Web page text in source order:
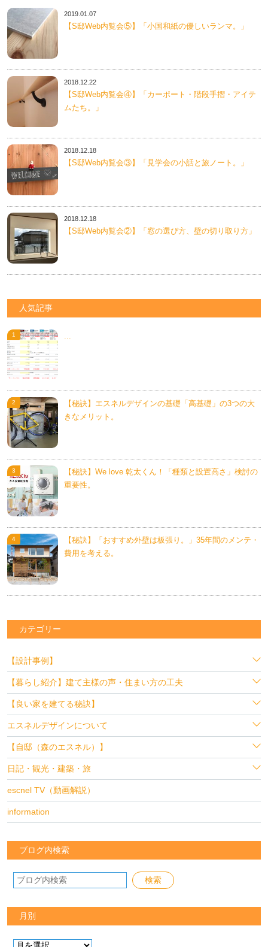
2019.01.07
【S邸Web内覧会⑤】「小国和紙の優しいランマ。」
2018.12.22
【S邸Web内覧会④】「カーポート・階段手摺・アイテ
ムたち。」
2018.12.18
【S邸Web内覧会③】「見学会の小話と旅ノート。」
2018.12.18
【S邸Web内覧会②】「窓の選び方、壁の切り取り方」
人気記事
【秘訣】エスネルデザインの基礎「高基礎」の3つの大
きなメリット。
【秘訣】We love 乾太くん！「種類と設置高さ」検討の
重要性。
【秘訣】「おすすめ外壁は板張り。」35年間のメンテ・
費用を考える。
カテゴリー
【設計事例】
【暮らし紹介】建て主様の声・住まい方の工夫
【良い家を建てる秘訣】
エスネルデザインについて
【自邸（森のエスネル）】
日記・観光・建築・旅
escnel TV（動画解説）
information
ブログ内検索
月別